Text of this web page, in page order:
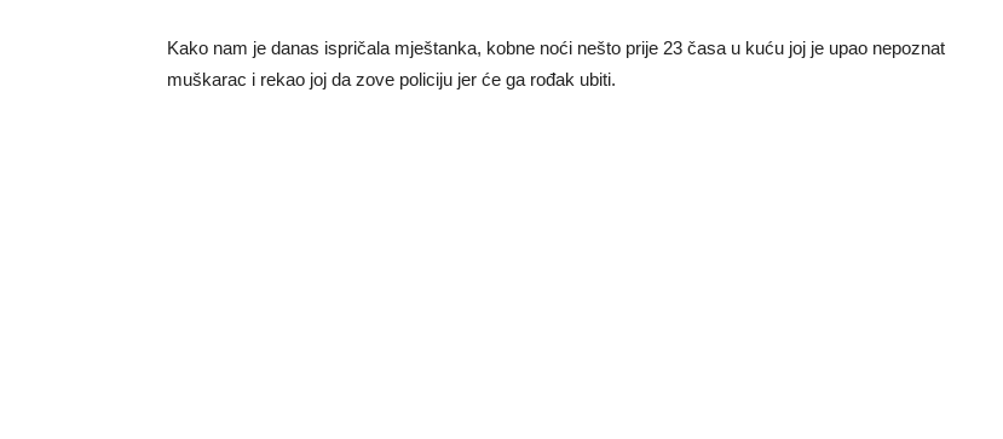
Kako nam je danas ispričala mještanka, kobne noći nešto prije 23 časa u kuću joj je upao nepoznat
muškarac i rekao joj da zove policiju jer će ga rođak ubiti.